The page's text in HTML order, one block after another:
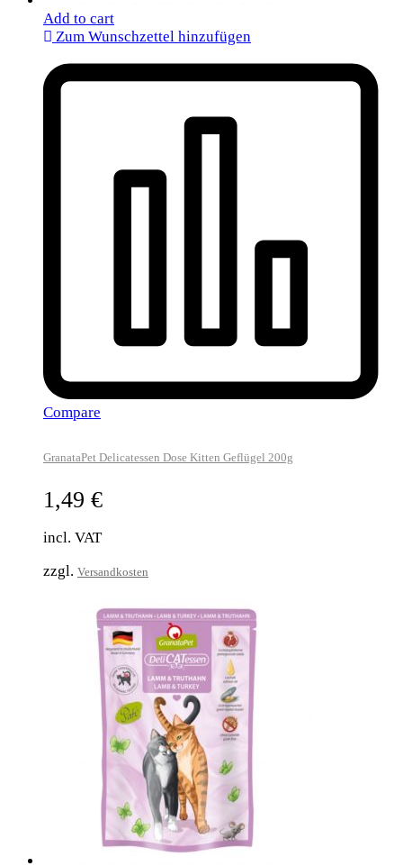
Add to cart
Zum Wunschzettel hinzufügen
Compare
GranataPet Delicatessen Dose Kitten Geflügel 200g
1,49 €
incl. VAT
zzgl. Versandkosten